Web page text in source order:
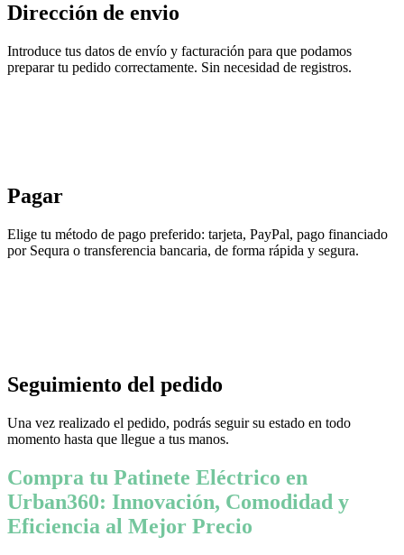
Dirección de envio
Introduce tus datos de envío y facturación para que podamos
preparar tu pedido correctamente. Sin necesidad de registros.
Pagar
Elige tu método de pago preferido: tarjeta, PayPal, pago financiado
por Sequra o transferencia bancaria, de forma rápida y segura.
Seguimiento del pedido
Una vez realizado el pedido, podrás seguir su estado en todo
momento hasta que llegue a tus manos.
Compra tu Patinete Eléctrico en
Urban360: Innovación, Comodidad y
Eficiencia al Mejor Precio